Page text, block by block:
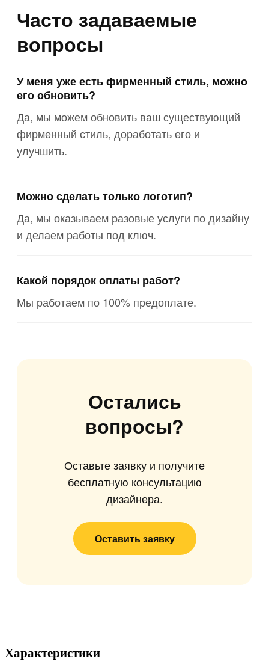
Часто задаваемые
вопросы
У меня уже есть фирменный стиль, можно
его обновить?
Да, мы можем обновить ваш существующий
фирменный стиль, доработать его и
улучшить.
Можно сделать только логотип?
Да, мы оказываем разовые услуги по дизайну
и делаем работы под ключ.
Какой порядок оплаты работ?
Мы работаем по 100% предоплате.
Остались
вопросы?
Оставьте заявку и получите
бесплатную консультацию
дизайнера.
Оставить заявку
Характеристики